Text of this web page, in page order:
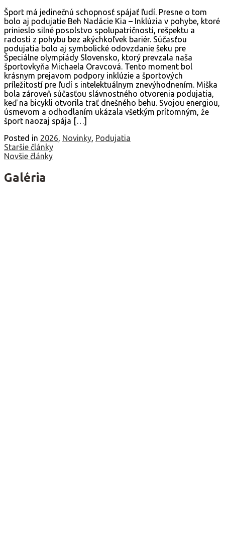
Šport má jedinečnú schopnosť spájať ľudí. Presne o tom
bolo aj podujatie Beh Nadácie Kia – Inklúzia v pohybe, ktoré
prinieslo silné posolstvo spolupatričnosti, rešpektu a
radosti z pohybu bez akýchkoľvek bariér. Súčasťou
podujatia bolo aj symbolické odovzdanie šeku pre
Špeciálne olympiády Slovensko, ktorý prevzala naša
športovkyňa Michaela Oravcová. Tento moment bol
krásnym prejavom podpory inklúzie a športových
príležitostí pre ľudí s intelektuálnym znevýhodnením. Miška
bola zároveň súčasťou slávnostného otvorenia podujatia,
keď na bicykli otvorila trať dnešného behu. Svojou energiou,
úsmevom a odhodlaním ukázala všetkým prítomným, že
šport naozaj spája […]
Posted in 2026, Novinky, Podujatia
Navigácia
v
článkoch
Staršie články
Novšie články
Galéria